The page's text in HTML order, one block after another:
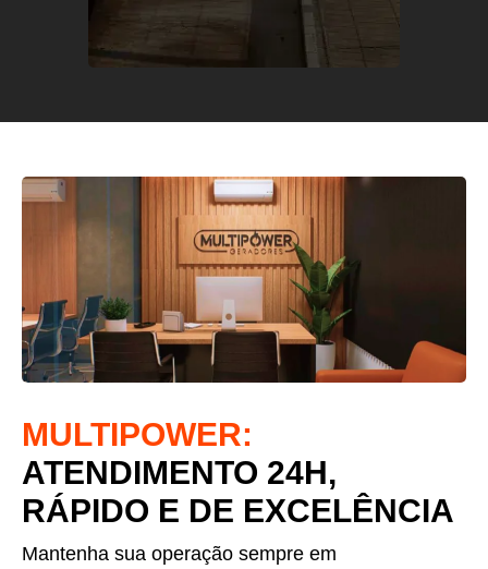
MULTIPOWER:
ATENDIMENTO 24H,
RÁPIDO E DE EXCELÊNCIA
Mantenha sua operação sempre em